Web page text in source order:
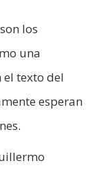
los
una
el texto del
esperan